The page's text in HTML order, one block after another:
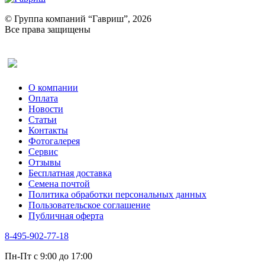
Ревень
Рукола
Рута
Тмин
Трава для чая
Туласи
Укроп
Фенхель пряный
Хризантема овощная
Цикорий пряный
Цикорий салатный (Витлуф)
Черемша
Шпинат
Щавель
Эндивий
Эстрагон
Алтей
Бессмертник
© Группа компаний “Гавриш”, 2026
Все права защищены
О компании
Оплата
Новости
Статьи
Контакты
Фотогалерея​
Сервис
Отзывы
Бесплатная доставка
Семена почтой
Политика обработки персональных данных
Пользовательское соглашение
Публичная оферта
8-495-902-77-18
Пн-Пт с 9:00 до 17:00